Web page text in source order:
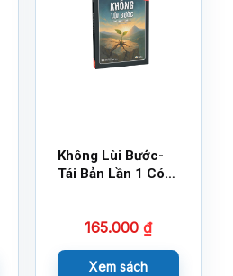
Không Lùi Bước-
Tái Bản Lần 1 Có
165.000 ₫
Xem sách